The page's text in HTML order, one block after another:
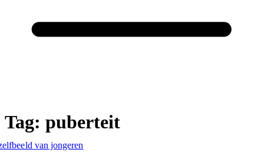
Tag: puberteit